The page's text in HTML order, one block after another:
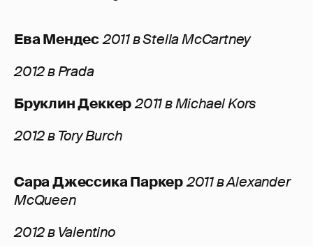
Ева Мендес2011 в Stella McCartney
2012 в Prada
Бруклин Деккер2011 в Michael Kors
2012 в Tory Burch
Сара Джессика Паркер2011 в Alexander
McQueen
2012 в Valentino